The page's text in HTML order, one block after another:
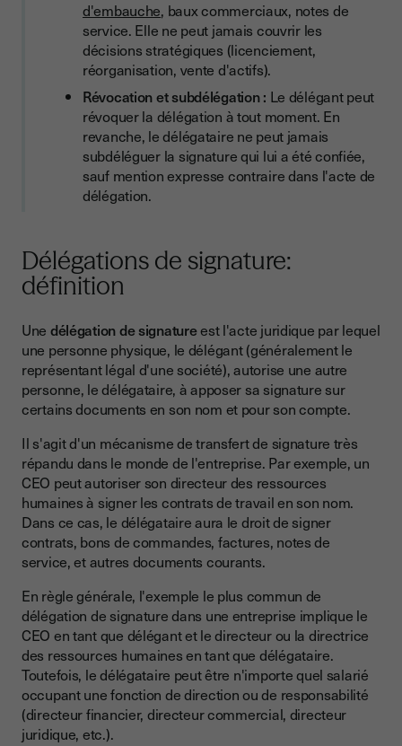
d'embauche, baux commerciaux, notes de
service. Elle ne peut jamais couvrir les
décisions stratégiques (licenciement,
réorganisation, vente d'actifs).
Révocation et subdélégation : Le délégant peut
révoquer la délégation à tout moment. En
revanche, le délégataire ne peut jamais
subdéléguer la signature qui lui a été confiée,
sauf mention expresse contraire dans l'acte de
délégation.
Délégations de signature:
définition
Une délégation de signatureest l'acte juridique par lequel
une personne physique, le délégant (généralement le
représentant légal d'une société), autorise une autre
personne, le délégataire, à apposer sa signature sur
certains documents en son nom et pour son compte.
Il s'agit d'un mécanisme de transfert de signature très
répandu dans le monde de l'entreprise. Par exemple, un
CEO peut autoriser son directeur des ressources
humaines à signer les contrats de travail en son nom.
Dans ce cas, le délégataire aura le droit de signer
contrats, bons de commandes, factures, notes de
service, et autres documents courants.
En règle générale, l'exemple le plus commun de
délégation de signature dans une entreprise implique le
CEO en tant que délégant et le directeur ou la directrice
des ressources humaines en tant que délégataire.
Toutefois, le délégataire peut être n'importe quel salarié
occupant une fonction de direction ou de responsabilité
(directeur financier, directeur commercial, directeur
juridique, etc.).